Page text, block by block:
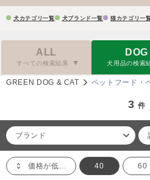
犬カテゴリ一覧 犬ブランド一覧 猫カテゴリ一
ALL
すべての検索結果
DOG
犬用品の検索
GREEN DOG & CAT ペットフード・
3 件
ブランド
価格が低い順 40 60